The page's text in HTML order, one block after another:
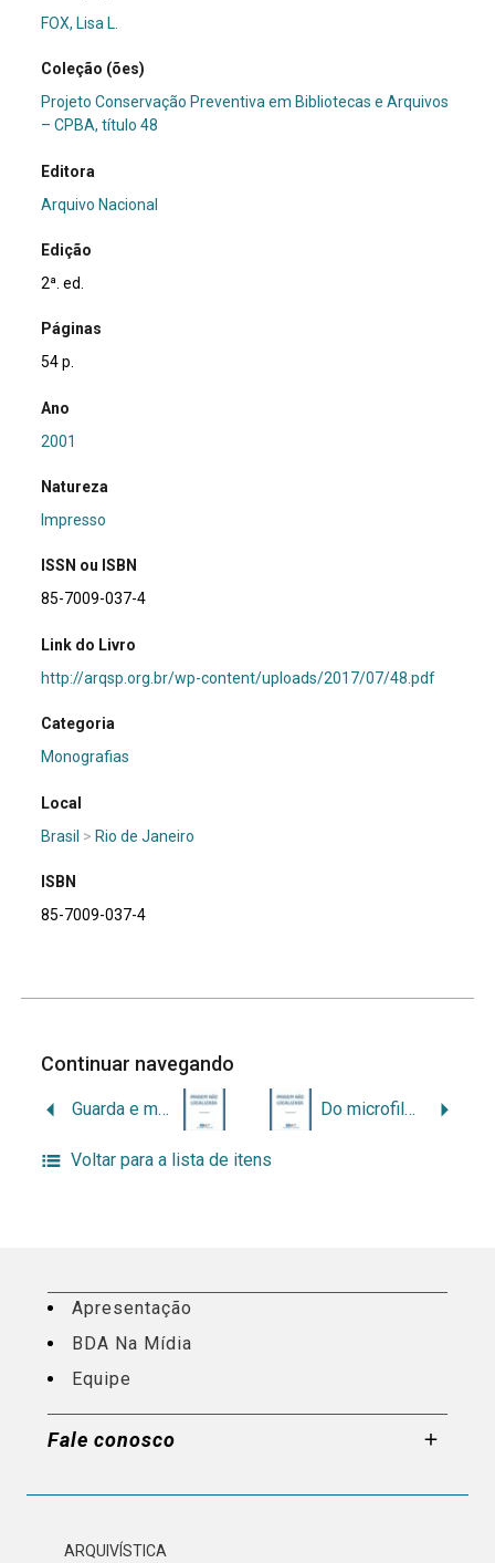
FOX, Lisa L.
Coleção (ões)
Projeto Conservação Preventiva em Bibliotecas e Arquivos
– CPBA, título 48
Editora
Arquivo Nacional
Edição
2ª. ed.
Páginas
54 p.
Ano
2001
Natureza
Impresso
ISSN ou ISBN
85-7009-037-4
Link do Livro
http://arqsp.org.br/wp-content/uploads/2017/07/48.pdf
Categoria
Monografias
Local
Brasil > Rio de Janeiro
ISBN
85-7009-037-4
Continuar navegando
Guarda e manuseio de materiais de registro sonoro Do microfilme à imagem digital
Voltar para a lista de itens
Apresentação
BDA Na Mídia
Equipe
Fale conosco
ARQUIVÍSTICA